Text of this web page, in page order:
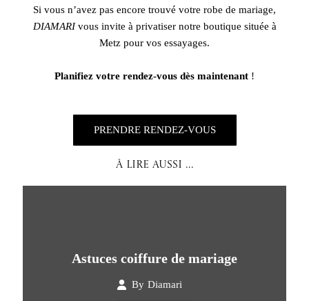
Si vous n’avez pas encore trouvé votre robe de mariage,
DIAMARI vous invite à privatiser notre boutique située à
Metz pour vos essayages.
Planifiez votre rendez-vous dès maintenant !
PRENDRE RENDEZ-VOUS
À LIRE AUSSI ...
Astuces coiffure de mariage
By Diamari